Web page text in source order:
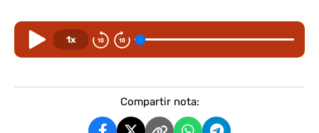
1x
Compartir nota: